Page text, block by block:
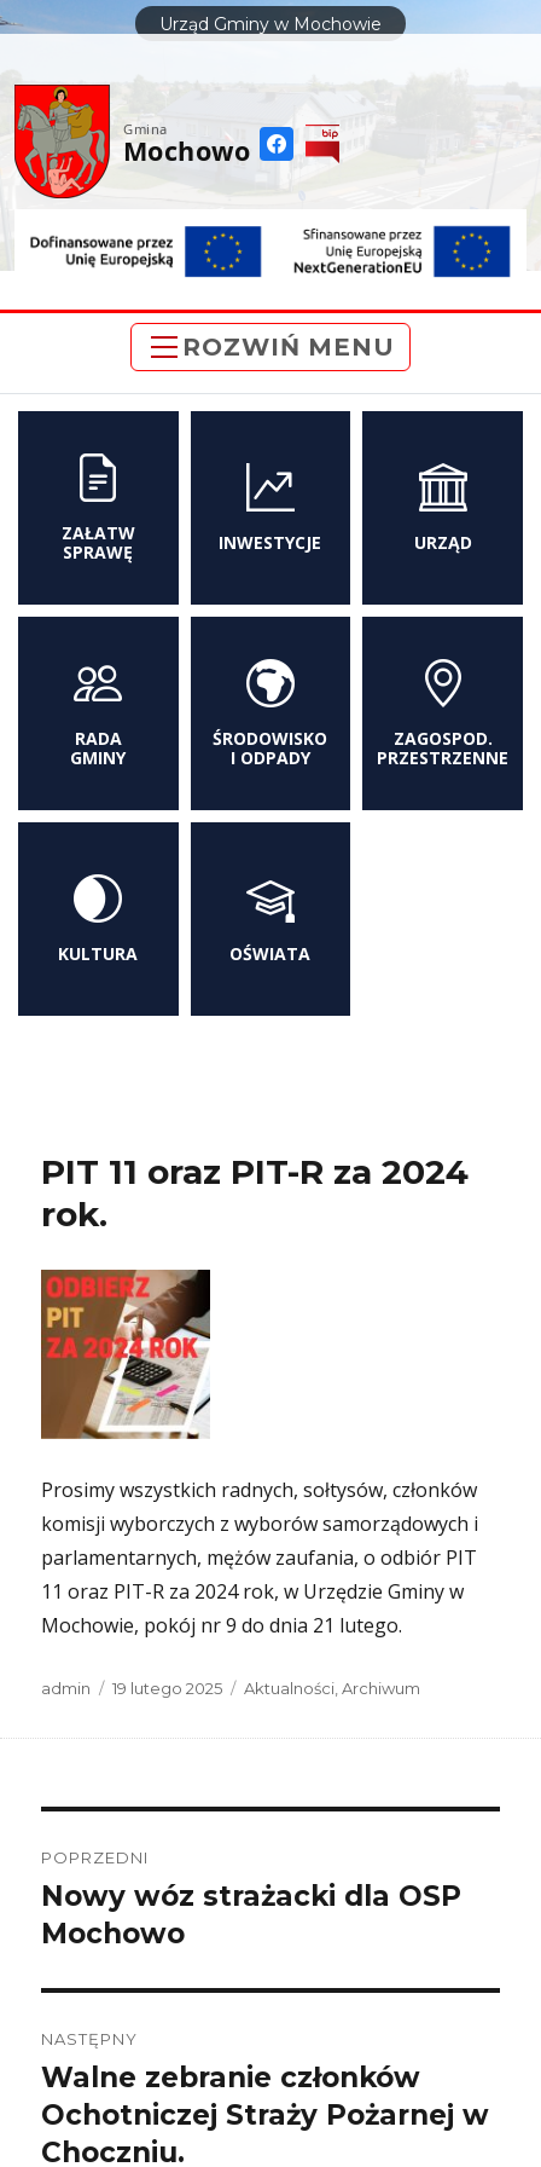
treści
Urząd Gminy w Mochowie
Gmina
Mochowo
ROZWIŃ MENU
ZAŁATW
SPRAWĘ
INWESTYCJE URZĄD
RADA
GMINY
ŚRODOWISKO
I ODPADY
ZAGOSPOD.
PRZESTRZENNE
KULTURA OŚWIATA
PIT 11 oraz PIT-R za 2024
rok.
Prosimy wszystkich radnych, sołtysów, członków
komisji wyborczych z wyborów samorządowych i
parlamentarnych, mężów zaufania, o odbiór PIT
11 oraz PIT-R za 2024 rok, w Urzędzie Gminy w
Mochowie, pokój nr 9 do dnia 21 lutego.
Autor
admin
Data
19 lutego 2025 Kategorie
Aktualności ,Archiwum
wpisu
POPRZEDNI
Poprzedni
wpis:
Nowy wóz strażacki dla OSP
Mochowo
NASTĘPNY
Następny
wpis:
Walne zebranie członków
Ochotniczej Straży Pożarnej w
Choczniu.